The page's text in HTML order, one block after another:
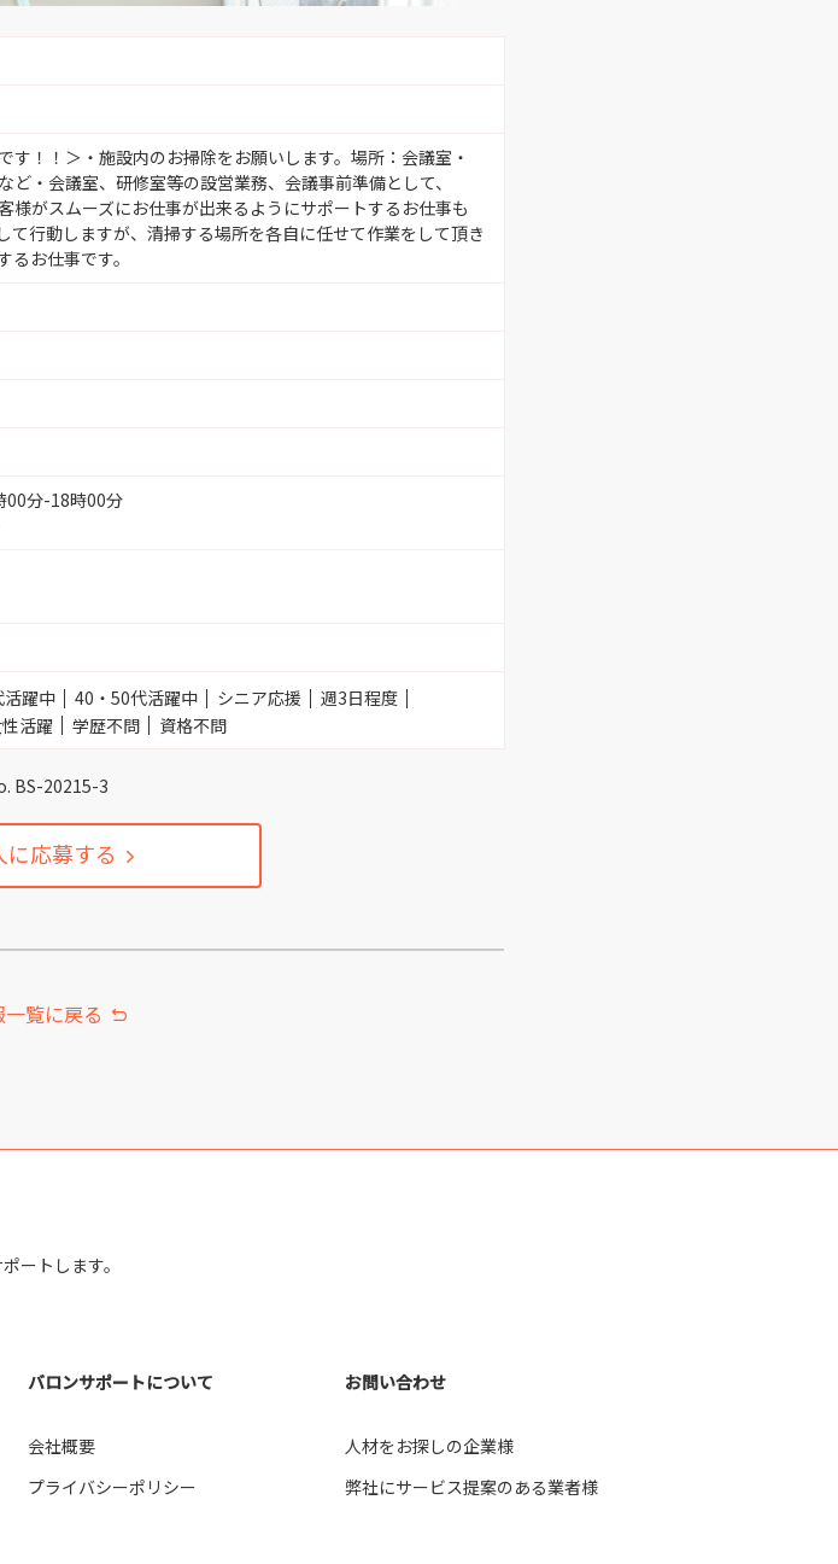
す！！＞・施設内のお掃除をお願いします。場所：会議室・
ど・会議室、研修室等の設営業務、会議事前準備として、
様がスムーズにお仕事が出来るようにサポートするお仕事も
て行動しますが、清掃する場所を各自に任せて作業をして頂き
お仕事です。
分-18時00分
活躍中 40・50代活躍中 シニア応援
週3日程度
活躍 学歴不問 資格不問
BS-20215-3
に応募する
覧に戻る
ートします。
バロンサポートについて
会社概要
プライバシーポリシー
お問い合わせ
人材をお探しの企業様
弊社にサービス提案のある業者様